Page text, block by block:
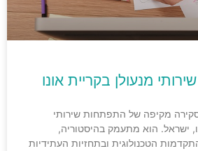
מנעולן בקריית אונו
מקיפה של התפתחות שירותי
ישראל. הוא מתעמק בהיסטוריה,
הטכנולוגית ובתחזיות העתידיות